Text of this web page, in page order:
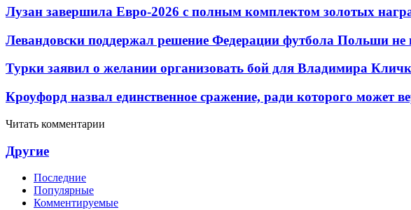
Лузан завершила Евро-2026 с полным комплектом золотых
Левандовски поддержал решение Федерации футбола Польши
Турки заявил о желании организовать бой для Владимира
Кроуфорд назвал единственное сражение, ради которого может
Читать комментарии
Другие
Последние
Популярные
Комментируемые